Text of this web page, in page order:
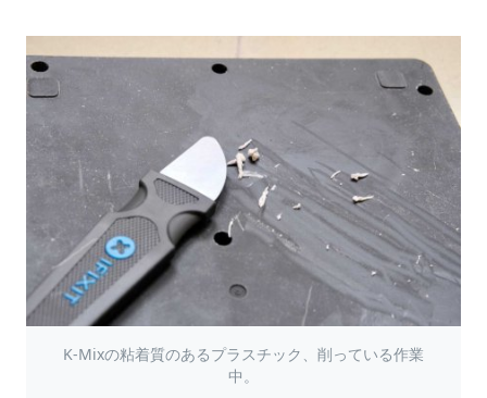
K-Mixの粘着質のあるプラスチック、削っている作業
中。